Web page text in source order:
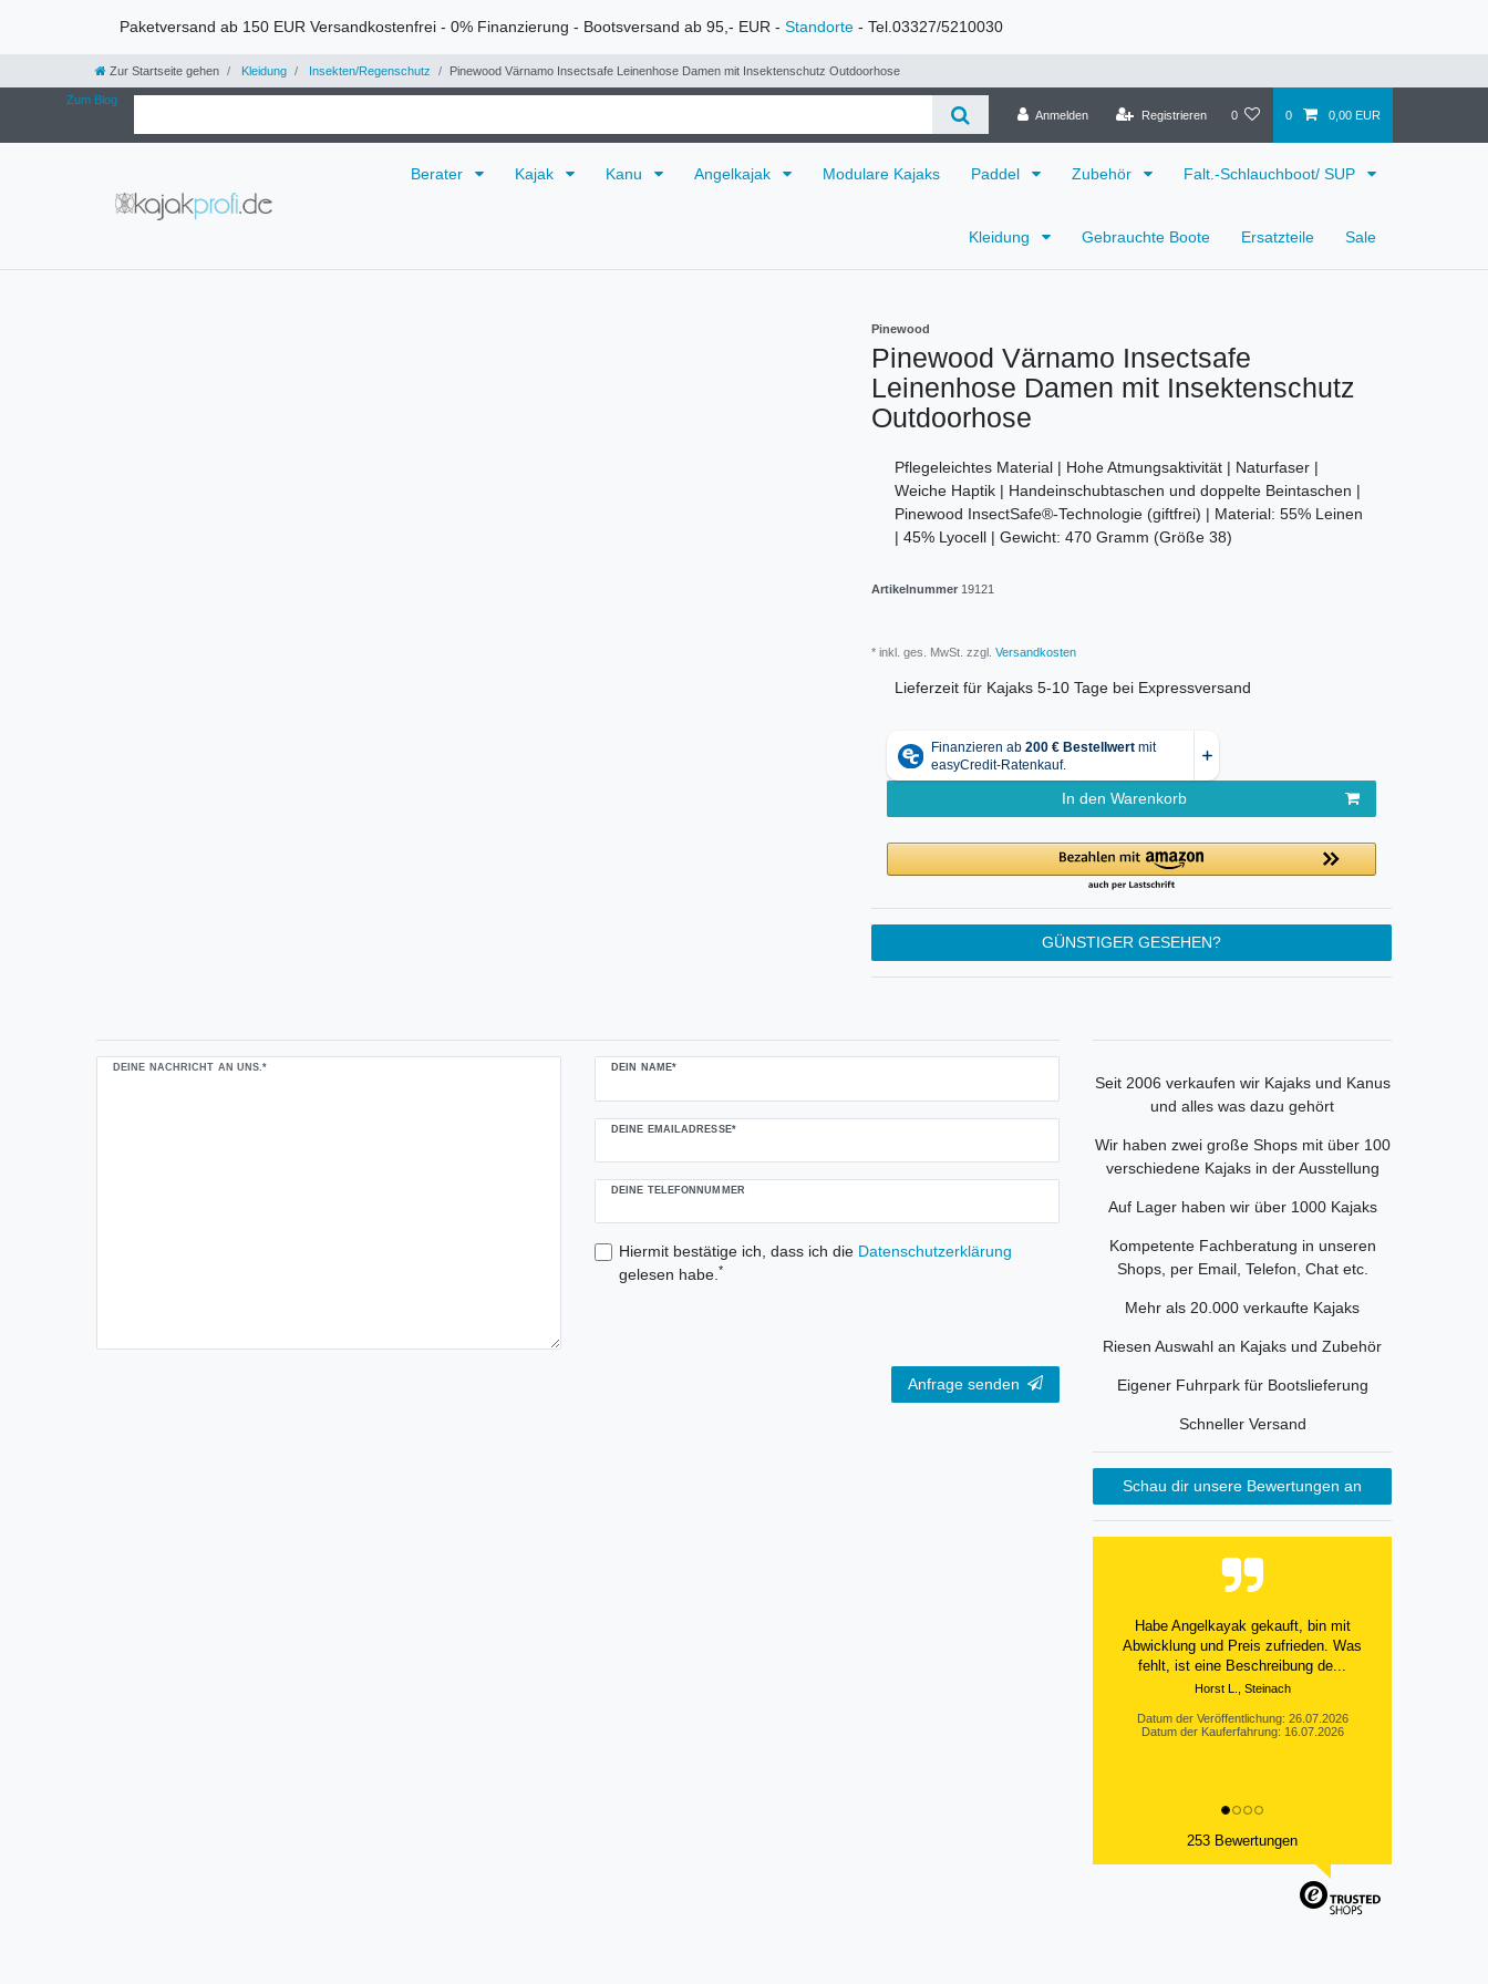
Paketversand ab 150 EUR Versandkostenfrei - 0% Finanzierung - Bootsversand ab 95,- EUR - Standorte - Tel.03327/5210030
Zur Startseite gehen Kleidung Insekten/Regenschutz Pinewood Värnamo Insectsafe Leinenhose Damen mit Insektenschutz Outdoorhose
Zum Blog
Anmelden
Registrieren 0 0 0,00 EUR
Berater Kajak Kanu Angelkajak Modulare Kajaks Paddel Zubehör Falt.-Schlauchboot/ SUP
Kleidung Gebrauchte Boote Ersatzteile Sale
Pinewood
Pinewood Värnamo Insectsafe
Leinenhose Damen mit Insektenschutz
Outdoorhose
Pflegeleichtes Material | Hohe Atmungsaktivität | Naturfaser |
Weiche Haptik | Handeinschubtaschen und doppelte Beintaschen |
Pinewood InsectSafe®-Technologie (giftfrei) | Material: 55% Leinen
| 45% Lyocell | Gewicht: 470 Gramm (Größe 38)
Artikelnummer 19121
* inkl. ges. MwSt. zzgl. Versandkosten
Lieferzeit für Kajaks 5-10 Tage bei Expressversand
In den Warenkorb
GÜNSTIGER GESEHEN?
DEINE NACHRICHT AN UNS.* DEIN NAME*
DEINE EMAILADRESSE*
DEINE TELEFONNUMMER
Hiermit bestätige ich, dass ich die Daten­schutz­erklärung
gelesen habe.*
Ceres::Template.mailFormHoneypotLabel
Anfrage senden
Seit 2006 verkaufen wir Kajaks und Kanus
und alles was dazu gehört
Wir haben zwei große Shops mit über 100
verschiedene Kajaks in der Ausstellung
Auf Lager haben wir über 1000 Kajaks
Kompetente Fachberatung in unseren
Shops, per Email, Telefon, Chat etc.
Mehr als 20.000 verkaufte Kajaks
Riesen Auswahl an Kajaks und Zubehör
Eigener Fuhrpark für Bootslieferung
Schneller Versand
Schau dir unsere Bewertungen an
Habe Angelkayak gekauft, bin mit
Abwicklung und Preis zufrieden. Was
fehlt, ist eine Beschreibung de...
Horst L., Steinach
Datum der Veröffentlichung: 26.07.2026
Datum der Kauferfahrung: 16.07.2026
253 Bewertungen